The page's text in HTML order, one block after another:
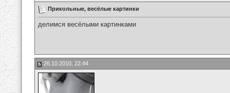
Прикольные, весёлые картинки
делимся весёлыми картинками
26.10.2010, 22:44